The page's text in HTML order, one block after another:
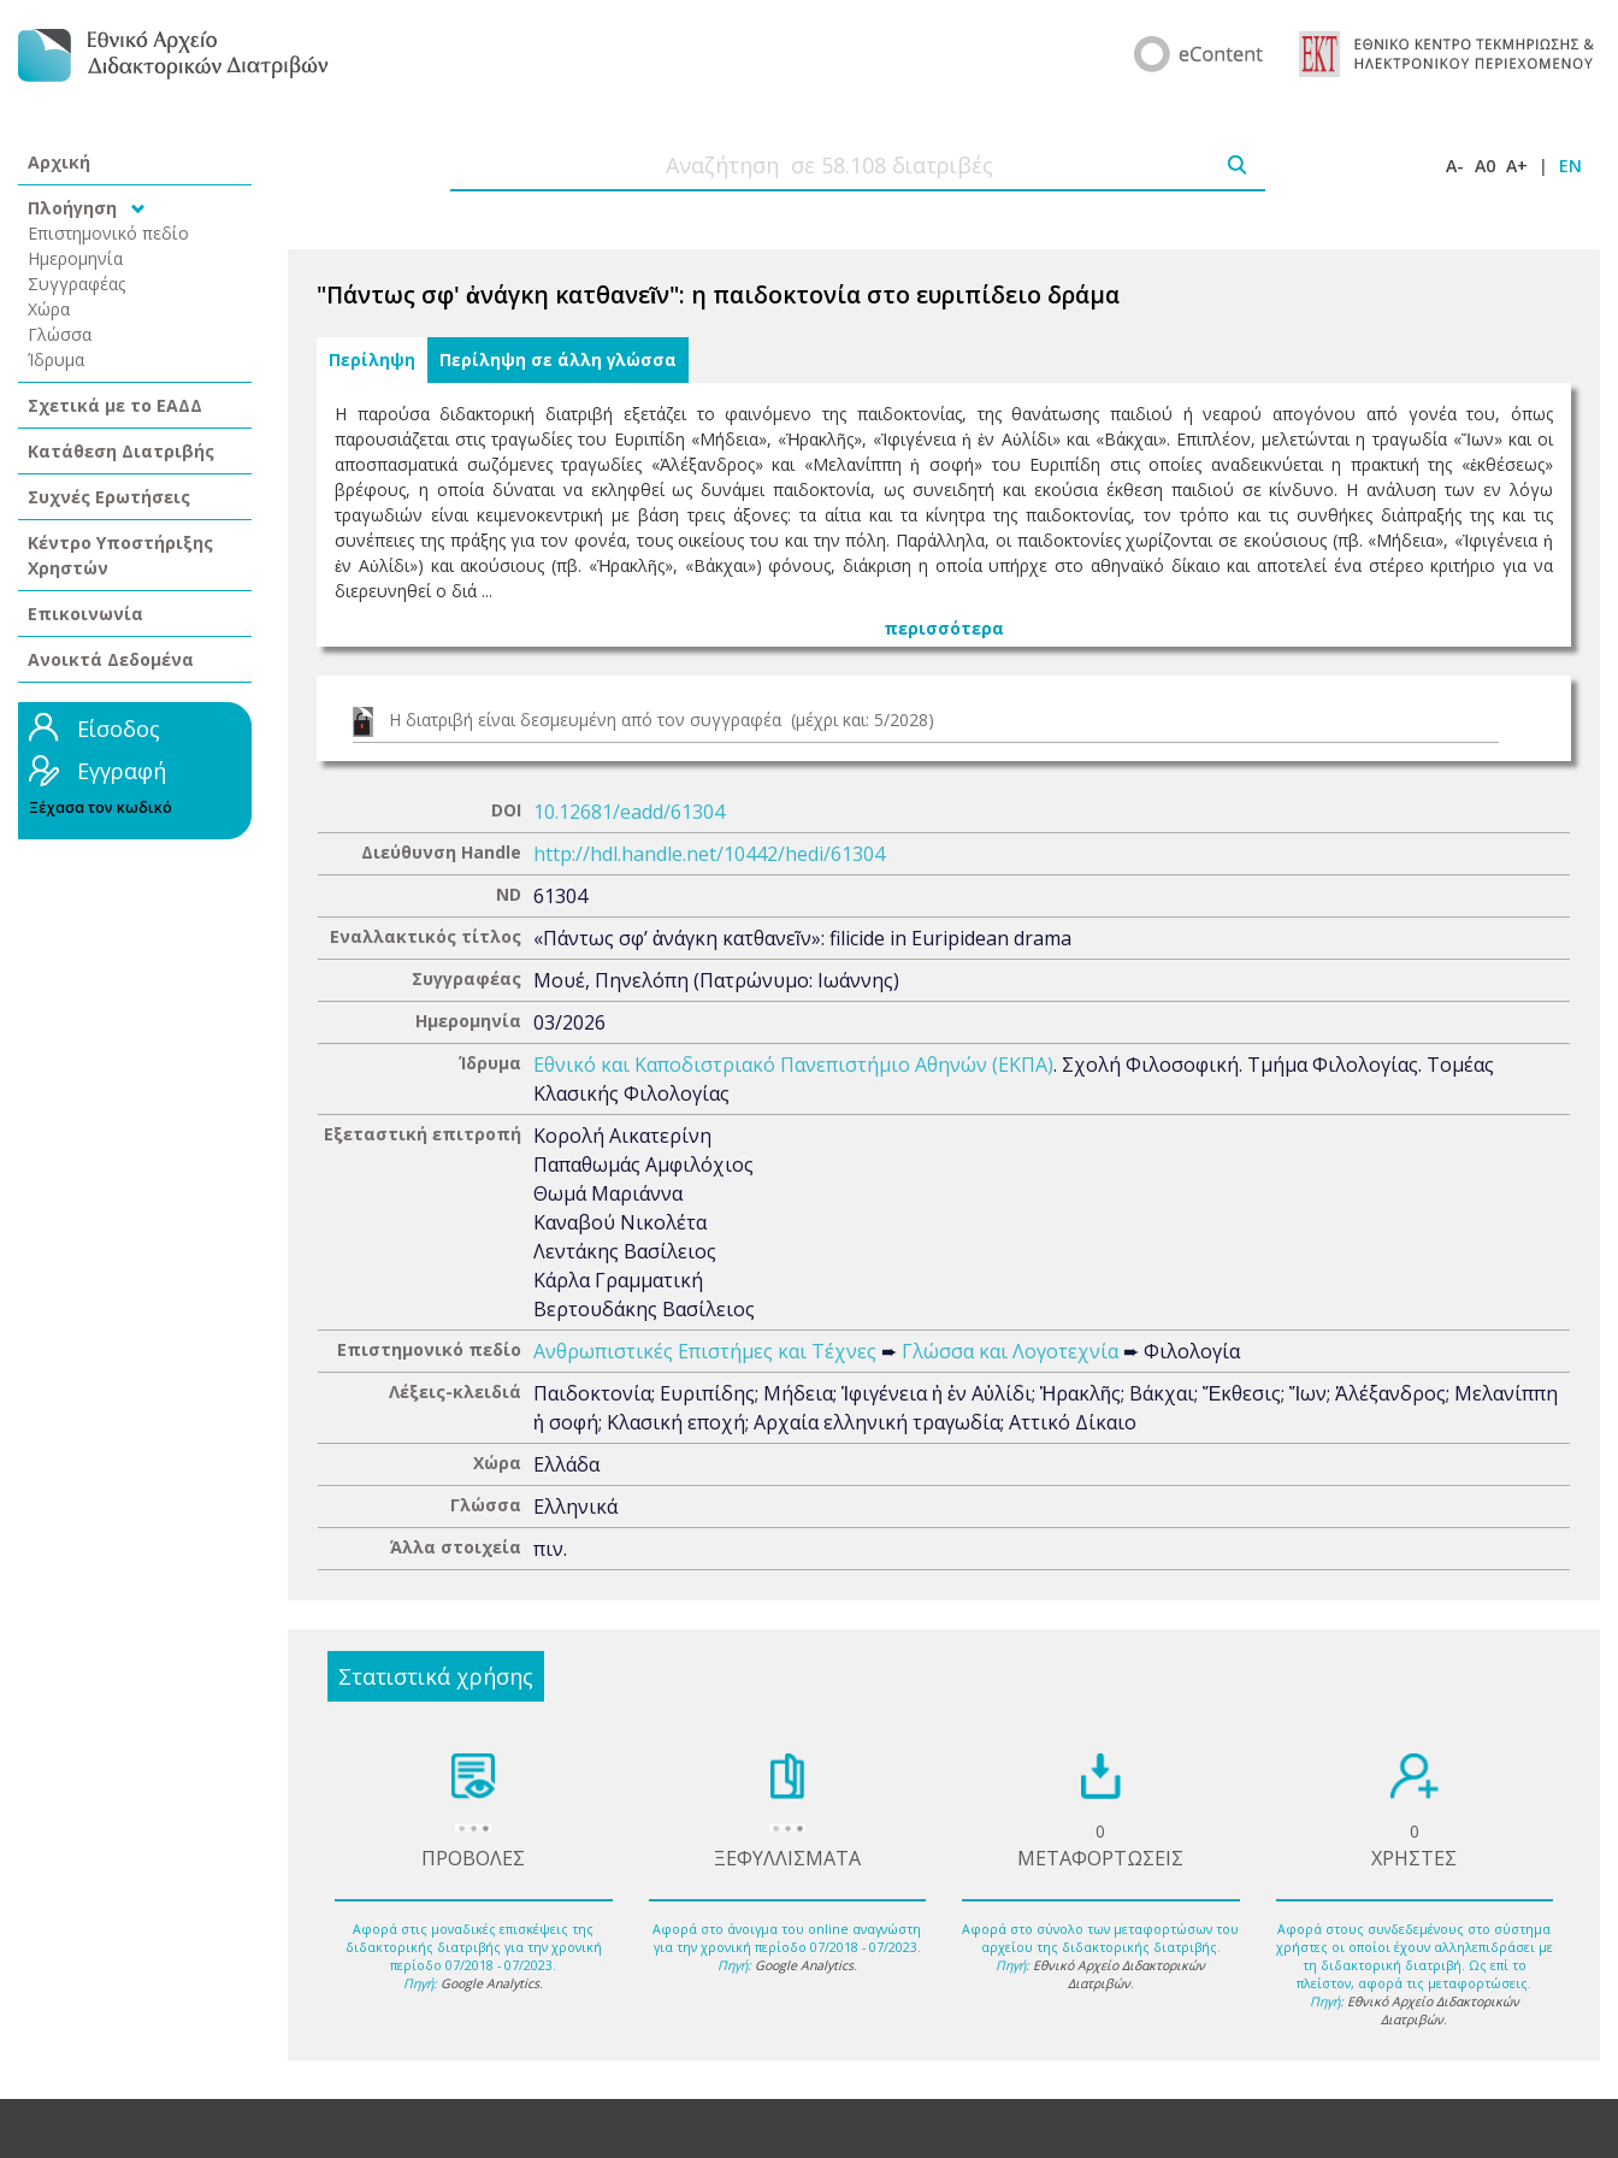
Αρχική
Πλοήγηση
Επιστημονικό πεδίο
Ημερομηνία
Συγγραφέας
Χώρα
Γλώσσα
Ίδρυμα
Σχετικά με το ΕΑΔΔ
Κατάθεση Διατριβής
Συχνές Ερωτήσεις
Κέντρο Υποστήριξης
Χρηστών
Επικοινωνία
Ανοικτά Δεδομένα
Είσοδος
Εγγραφή
Ξέχασα τον κωδικό
A- A0 A+ | EN
"Πάντως σφ' ἀνάγκη κατθανεῖν": η παιδοκτονία στο ευριπίδειο δράμα
Περίληψη Περίληψη σε άλλη γλώσσα
Η παρούσα διδακτορική διατριβή εξετάζει το φαινόμενο της παιδοκτονίας, της θανάτωσης παιδιού ή νεαρού απογόνου από γονέα του, όπως
παρουσιάζεται στις τραγωδίες του Ευριπίδη «Μήδεια», «Ἡρακλῆς», «Ἰφιγένεια ἡ ἐν Αὐλίδι» και «Βάκχαι». Επιπλέον, μελετώνται η τραγωδία «Ἴων» και οι
αποσπασματικά σωζόμενες τραγωδίες «Ἀλέξανδρος» και «Μελανίππη ἡ σοφή» του Ευριπίδη στις οποίες αναδεικνύεται η πρακτική της «ἐκθέσεως»
βρέφους, η οποία δύναται να εκληφθεί ως δυνάμει παιδοκτονία, ως συνειδητή και εκούσια έκθεση παιδιού σε κίνδυνο. Η ανάλυση των εν λόγω
τραγωδιών είναι κειμενοκεντρική με βάση τρεις άξονες: τα αίτια και τα κίνητρα της παιδοκτονίας, τον τρόπο και τις συνθήκες διάπραξής της και τις
συνέπειες της πράξης για τον φονέα, τους οικείους του και την πόλη. Παράλληλα, οι παιδοκτονίες χωρίζονται σε εκούσιους (πβ. «Μήδεια», «Ἰφιγένεια ἡ
ἐν Αὐλίδι») και ακούσιους (πβ. «Ἡρακλῆς», «Βάκχαι») φόνους, διάκριση η οποία υπήρχε στο αθηναϊκό δίκαιο και αποτελεί ένα στέρεο κριτήριο για να
διερευνηθεί ο διά ...
περισσότερα
Η διατριβή είναι δεσμευμένη από τον συγγραφέα (μέχρι και: 5/2028)
DOI 10.12681/eadd/61304
Διεύθυνση Handle http://hdl.handle.net/10442/hedi/61304
ND 61304
Εναλλακτικός τίτλος «Πάντως σφ’ ἀνάγκη κατθανεῖν»: filicide in Euripidean drama
Συγγραφέας Μουέ, Πηνελόπη (Πατρώνυμο: Ιωάννης)
Ημερομηνία 03/2026
Ίδρυμα Εθνικό και Καποδιστριακό Πανεπιστήμιο Αθηνών (ΕΚΠΑ). Σχολή Φιλοσοφική. Τμήμα Φιλολογίας. Τομέας
Κλασικής Φιλολογίας
Εξεταστική επιτροπή
Κορολή Αικατερίνη
Παπαθωμάς Αμφιλόχιος
Θωμά Μαριάννα
Καναβού Νικολέτα
Λεντάκης Βασίλειος
Κάρλα Γραμματική
Βερτουδάκης Βασίλειος
Επιστημονικό πεδίο Ανθρωπιστικές Επιστήμες και Τέχνες ➨ Γλώσσα και Λογοτεχνία➨ Φιλολογία
Λέξεις-κλειδιά
Παιδοκτονία; Ευριπίδης; Μήδεια; Ἰφιγένεια ἡ ἐν Αὐλίδι; Ἡρακλῆς; Βάκχαι; Ἔκθεσις; Ἴων; Ἀλέξανδρος; Μελανίππη
ἡ σοφή; Κλασική εποχή; Αρχαία ελληνική τραγωδία; Αττικό Δίκαιο
Χώρα Ελλάδα
Γλώσσα Ελληνικά
Άλλα στοιχεία πιν.
Στατιστικά χρήσης
ΠΡΟΒΟΛΕΣ
Αφορά στις μοναδικές επισκέψεις της
διδακτορικής διατριβής για την χρονική
περίοδο 07/2018 - 07/2023.
Πηγή: Google Analytics.
ΞΕΦΥΛΛΙΣΜΑΤΑ
Αφορά στο άνοιγμα του online αναγνώστη
για την χρονική περίοδο 07/2018 - 07/2023.
Πηγή: Google Analytics.
0
ΜΕΤΑΦΟΡΤΩΣΕΙΣ
Αφορά στο σύνολο των μεταφορτώσων του
αρχείου της διδακτορικής διατριβής.
Πηγή: Εθνικό Αρχείο Διδακτορικών
Διατριβών.
0
ΧΡΗΣΤΕΣ
Αφορά στους συνδεδεμένους στο σύστημα
χρήστες οι οποίοι έχουν αλληλεπιδράσει με
τη διδακτορική διατριβή. Ως επί το
πλείστον, αφορά τις μεταφορτώσεις.
Πηγή: Εθνικό Αρχείο Διδακτορικών
Διατριβών.